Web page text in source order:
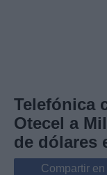
Internacional
Viajes
Telefónica
Otecel a
de dólares
Compartir